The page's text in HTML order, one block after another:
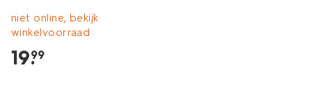
niet online, bekijk
winkelvoorraad
19.
99